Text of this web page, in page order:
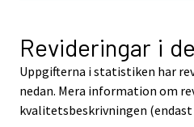
Revideringar i
Uppgifterna i statistiken har
nedan. Mera information om
kvalitetsbeskrivningen (endast